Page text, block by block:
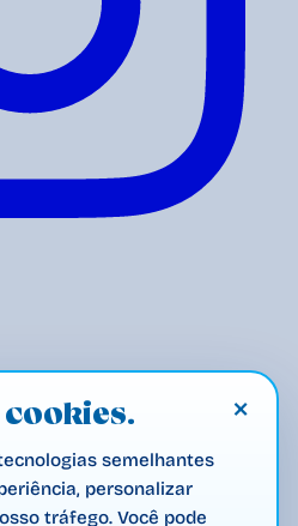
×
cookies.
semelhantes
personalizar
tráfego. Você pode